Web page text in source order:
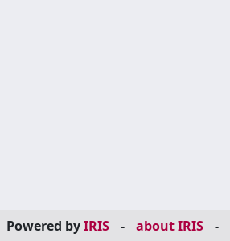
Powered byIRIS - about IRIS -